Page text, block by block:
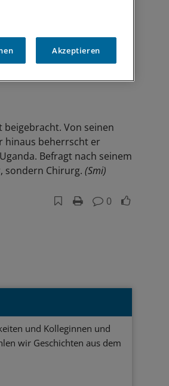
beigebracht. Von seinen
hinaus beherrscht er
Befragt nach seinem
sondern Chirurg. (Smi)
0
und Kolleginnen und
wir Geschichten aus dem
Akzeptieren